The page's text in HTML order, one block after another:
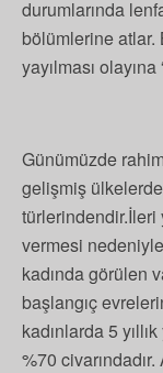
durumlarında
bölümlerine
yayılması
Günümüzde
gelişmiş
vermesi
kadında görülen
başlangıç
kadınlarda 5
%70